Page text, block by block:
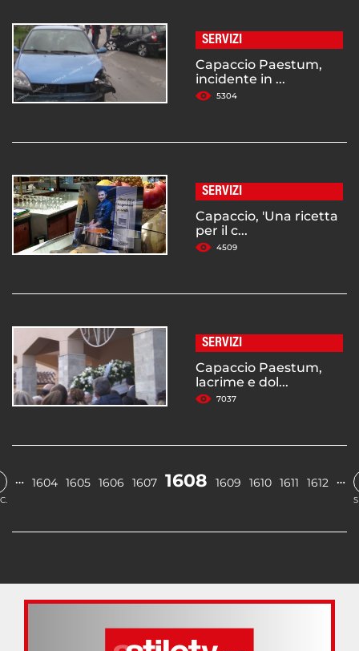
SERVIZI
Capaccio Paestum,
incidente in ...
5304
SERVIZI
Capaccio, 'Una ricetta
per il c...
4509
SERVIZI
Capaccio Paestum,
lacrime e dol...
7037
… 1604 1605 1606 1607 1608 1609 1610 1611 1612 …